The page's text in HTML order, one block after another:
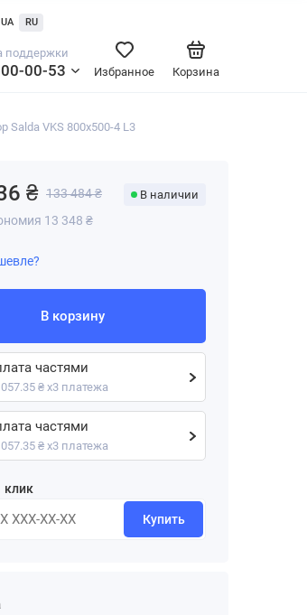
UA RU
поддержки
00-53 Корзина
Избранное
VKS 800x500-4 L3
₴ 133 484 ₴ В наличии
13 348 ₴
В корзину
частями
₴ х3 платежа
частями
₴ х3 платежа
клик
Купить